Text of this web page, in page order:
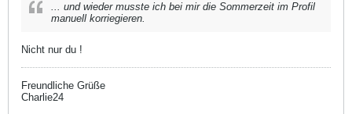
... und wieder musste ich bei mir die Sommerzeit im Profil
manuell korriegieren.
Nicht nur du !
Freundliche Grüße
Charlie24